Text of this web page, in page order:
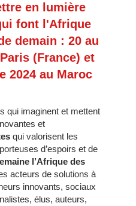
en lumière
font l'Afrique
demain : 20 au
(France) et
2024 au Maroc
qui imaginent et mettent
et
qui valorisent les
d’espoirs et de
l’Afrique des
acteurs de solutions à
innovants, sociaux
élus, auteurs,